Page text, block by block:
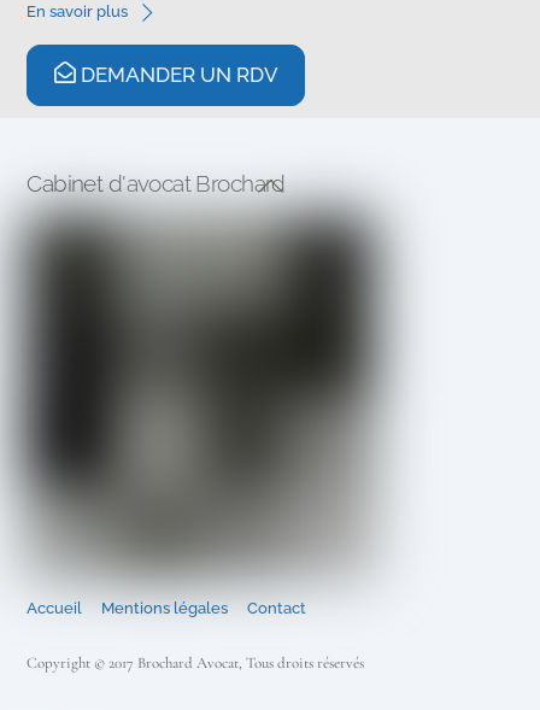
En savoir plus
DEMANDER UN RDV
Back
Cabinet d'avocat Brochard
Accueil Mentions légales Contact
Copyright © 2017 Brochard Avocat, Tous droits réservés